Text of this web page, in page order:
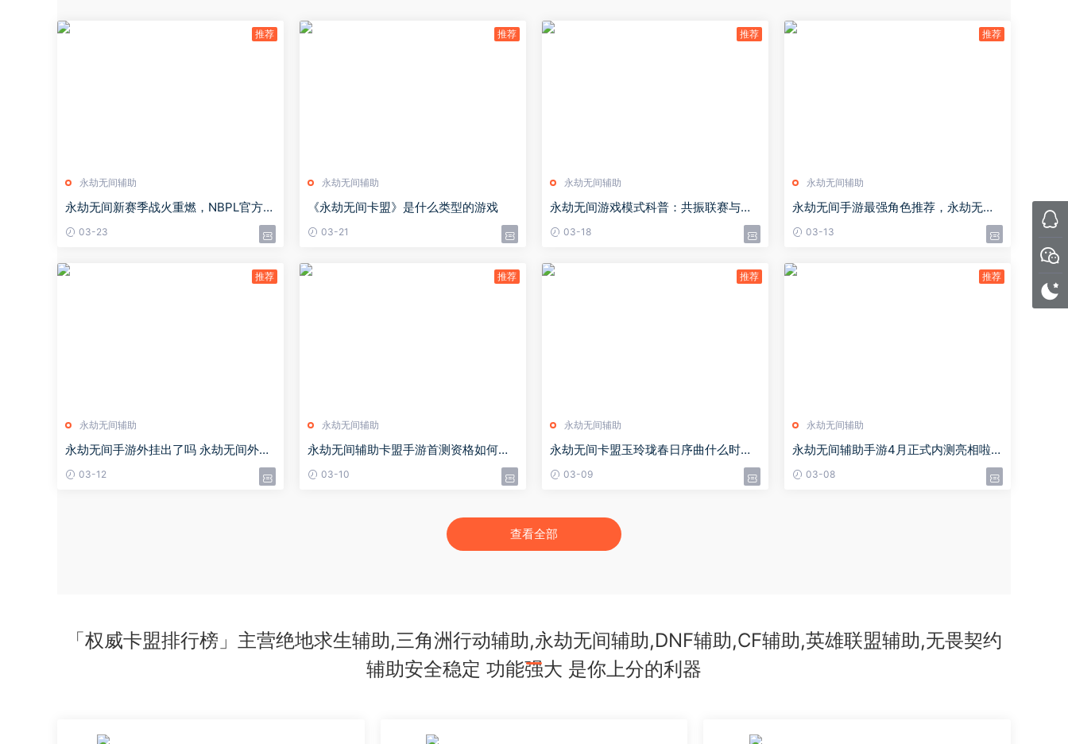
永劫无间辅助
永劫无间新赛季战火重燃，NBPL官方发
03-23
永劫无间辅助
《永劫无间卡盟》是什么类型的游戏
03-21
永劫无间辅助
永劫无间游戏模式科普：共振联赛与天
03-18
永劫无间辅助
永劫无间手游最强角色推荐，永劫无间
03-13
永劫无间辅助
永劫无间手游外挂出了吗 永劫无间外挂
03-12
永劫无间辅助
永劫无间辅助卡盟手游首测资格如何获
03-10
永劫无间辅助
永劫无间卡盟玉玲珑春日序曲什么时候
03-09
永劫无间辅助
永劫无间辅助手游4月正式内测亮相啦！
03-08
查看全部
「权威卡盟排行榜」主营绝地求生辅助,三角洲行动辅助,永劫无间辅助,DNF辅助,CF辅助,英雄联盟辅助,无畏契约
辅助安全稳定 功能强大 是你上分的利器